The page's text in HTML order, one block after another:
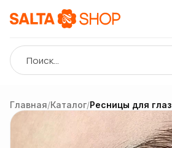
Главная/Каталог/Ресницы для глаз